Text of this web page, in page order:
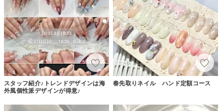
スタッフ紹介♪トレンドデザインは海
外風個性派デザインが得意♪
春先取りネイル ハンド定額コース